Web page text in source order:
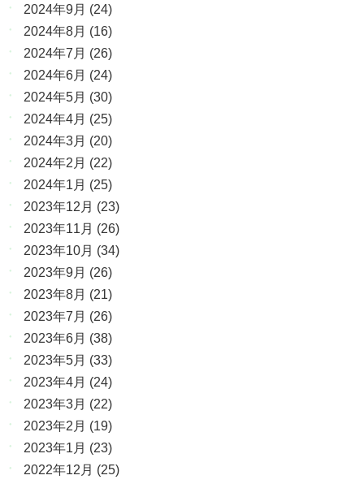
2024年9月 (24)
2024年8月 (16)
2024年7月 (26)
2024年6月 (24)
2024年5月 (30)
2024年4月 (25)
2024年3月 (20)
2024年2月 (22)
2024年1月 (25)
2023年12月 (23)
2023年11月 (26)
2023年10月 (34)
2023年9月 (26)
2023年8月 (21)
2023年7月 (26)
2023年6月 (38)
2023年5月 (33)
2023年4月 (24)
2023年3月 (22)
2023年2月 (19)
2023年1月 (23)
2022年12月 (25)